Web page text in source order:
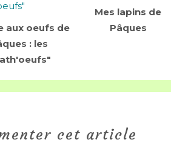
aux oeufs de
: les
Mes lapins de
Pâques
cet article